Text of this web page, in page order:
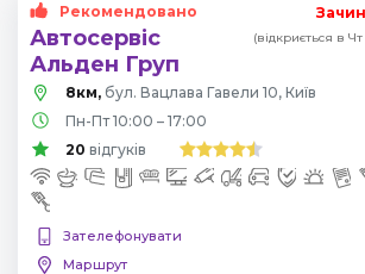
Рекомендовано
Автосервіс
Альден Груп
(відкриється в Чт
8км, бул. Вацлава Гавели 10, Київ
Пн-Пт 10:00 – 17:00
20 відгуків
Зателефонувати
Маршрут